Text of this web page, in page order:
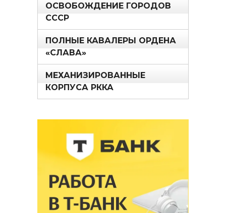
ОСВОБОЖДЕНИЕ ГОРОДОВ
СССР
ПОЛНЫЕ КАВАЛЕРЫ ОРДЕНА
«СЛАВА»
МЕХАНИЗИРОВАННЫЕ
КОРПУСА РККА